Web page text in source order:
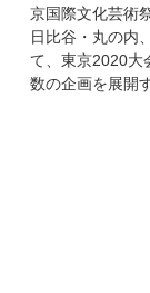
京国際文化芸術
日比谷・丸の内
て、東京2020大
数の企画を展開